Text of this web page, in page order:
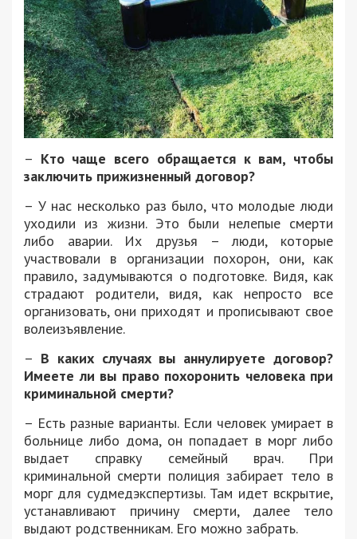
– Кто чаще всего обращается к вам, чтобы
заключить прижизненный договор?
– У нас несколько раз было, что молодые люди
уходили из жизни. Это были нелепые смерти
либо аварии. Их друзья – люди, которые
участвовали в организации похорон, они, как
правило, задумываются о подготовке. Видя, как
страдают родители, видя, как непросто все
организовать, они приходят и прописывают свое
волеизъявление.
– В каких случаях вы аннулируете договор?
Имеете ли вы право похоронить человека при
криминальной смерти?
– Есть разные варианты. Если человек умирает в
больнице либо дома, он попадает в морг либо
выдает справку семейный врач. При
криминальной смерти полиция забирает тело в
морг для судмедэкспертизы. Там идет вскрытие,
устанавливают причину смерти, далее тело
выдают родственникам. Его можно забрать.